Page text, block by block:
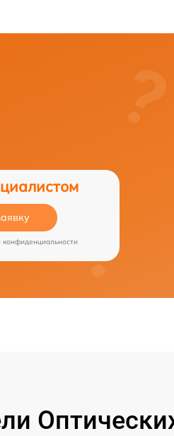
конфиденциальности